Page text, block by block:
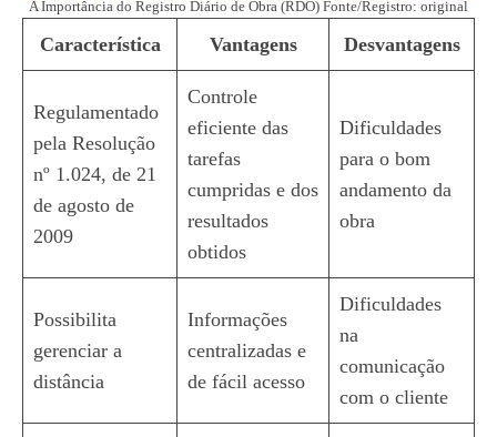
A Importância do Registro Diário de Obra (RDO) Fonte/Registro: original
Característica Vantagens Desvantagens
Regulamentado
pela Resolução
nº 1.024, de 21
de agosto de
2009
Controle
eficiente das
tarefas
cumpridas e dos
resultados
obtidos
Dificuldades
para o bom
andamento da
obra
Possibilita
gerenciar a
distância
Informações
centralizadas e
de fácil acesso
Dificuldades
na
comunicação
com o cliente